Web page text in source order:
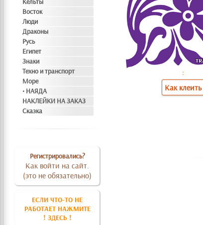
Восток
Люди
Драконы
Русь
Египет
Знаки
Техно и транспорт
Море
• НАЯДА
НАКЛЕЙКИ НА ЗАКАЗ
Сказка
Регистрировались?
Как войти на сайт.
(это не обязательно)
ЕСЛИ ЧТО-ТО НЕ
РАБОТАЕТ НАЖМИТЕ
! ЗДЕСЬ !
:
Как клеить